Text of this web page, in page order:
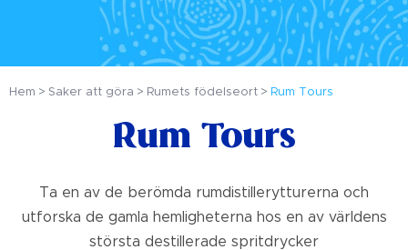
Hem Saker att göra Rumets födelseort Rum Tours
Rum Tours
Ta en av de berömda rumdistillerytturerna och
utforska de gamla hemligheterna hos en av världens
största destillerade spritdrycker